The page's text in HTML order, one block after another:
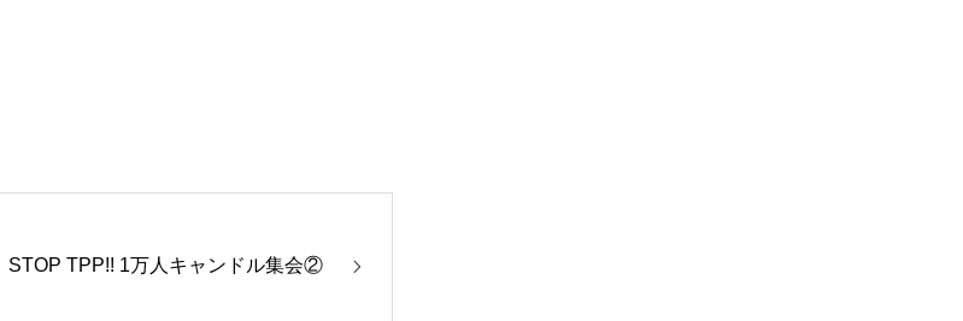
STOP TPP!! 1万人キャンドル集会②